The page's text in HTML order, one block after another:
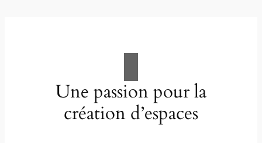
Une passion pour la
création d’espaces